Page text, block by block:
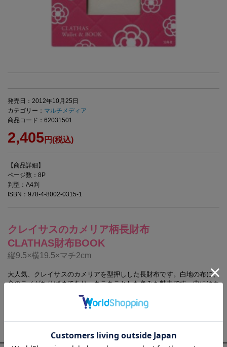
発売日：2012年10月25日
カテゴリー： マルチメディア
商品コード：62031501
2,405円(税込)
【商品詳細】
ページ数：8P
判型：A4判
ISBN：978-4-8002-0315-1
クレイサスのカメリア柄長財布
CLATHAS財布BOOK
縦9.5×横19.5×マチ2cm
大人気、クレイサスのカメリアを型押しした長財布です。白地の布に、
金のラメがちりばめてあり、キラキラとした色みも魅力です。中にはカ
素材でできているため使いやすさも抜群です。クレイサスのアイテムが
掲載されたオリジナルミニカタログも入っており、お得感たっぷりのセ
ットです。